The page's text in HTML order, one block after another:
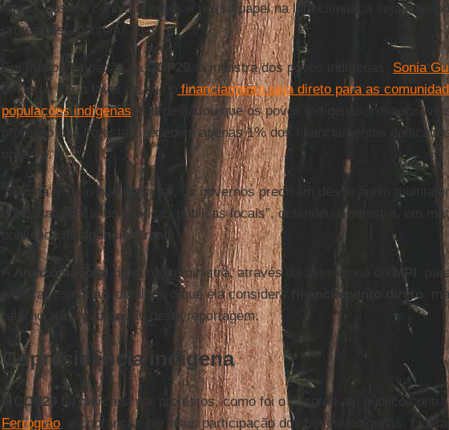
terras, nossos conhecimentos e nosso papel na luta climática sejam
protegidos”, pontuou.
Em sua participação na COP29 , a ministra dos povos indígenas, Sonia
declarou ser a favor de que o
financiamento seja direto para as
populações indígenas . Ela destacou que os povos indígenas,
proteção das florestas, recebem apenas 1% dos financiamentos
objetivo.
“Não há mais o que negociar, os governos precisam desse apoio
continuar aplicando políticas públicas locais”, defendeu a ministra, em
publicada na
agência Brasil
Amazônia Real procurou a ministra, através da assessoria do MPI
,
explicar com mais detalhes o que ela considera
financiamento direto
,
retorno até a publicação desta reportagem.
Copresidência indígena
A COP29
foi marcada por protestos, como foi o caso do ato público
Ferrogrão, e cobranças por mais participação dos povos indígenas.